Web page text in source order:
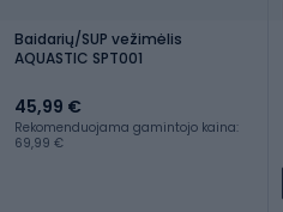
Baidarių/SUP vežimėlis
AQUASTIC SPT001
45,99 €
Rekomenduojama gamintojo kaina:
69,99 €